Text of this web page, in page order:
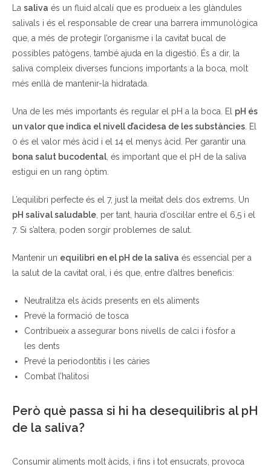
La saliva és un fluid alcalí que es produeix a les glàndules
salivals i és el responsable de crear una barrera immunològica
que, a més de protegir l’organisme i la cavitat bucal de
possibles patògens, també ajuda en la digestió. És a dir, la
saliva compleix diverses funcions importants a la boca, molt
més enllà de mantenir-la hidratada.
Una de les més importants és regular el pH a la boca. El pH és
un valor que indica el nivell d’acidesa de les substàncies . El
0 és el valor més àcid i el 14 el menys àcid. Per garantir una
bona salut bucodental , és important que el pH de la saliva
estigui en un rang òptim.
L’equilibri perfecte és el 7, just la meitat dels dos extrems. Un
pH salival saludable , per tant, hauria d’oscil·lar entre el 6,5 i el
7. Si s’altera, poden sorgir problemes de salut.
Mantenir un equilibri en el pH de la saliva és essencial per a
la salut de la cavitat oral, i és que, entre d’altres beneficis:
Neutralitza els àcids presents en els aliments
Prevé la formació de tosca
Contribueix a assegurar bons nivells de calci i fòsfor a
les dents
Prevé la periodontitis i les càries
Combat l’halitosi
Però què passa si hi ha desequilibris al pH
de la saliva?
Consumir aliments molt àcids, i fins i tot ensucrats, provoca